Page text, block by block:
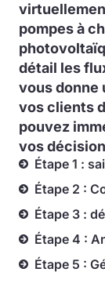
pompes à
détail les
vous donne
vos clients
pouvez
vos
Étape 1 :
Étape 2 :
Étape 3 :
Étape 4 :
Étape 5 :